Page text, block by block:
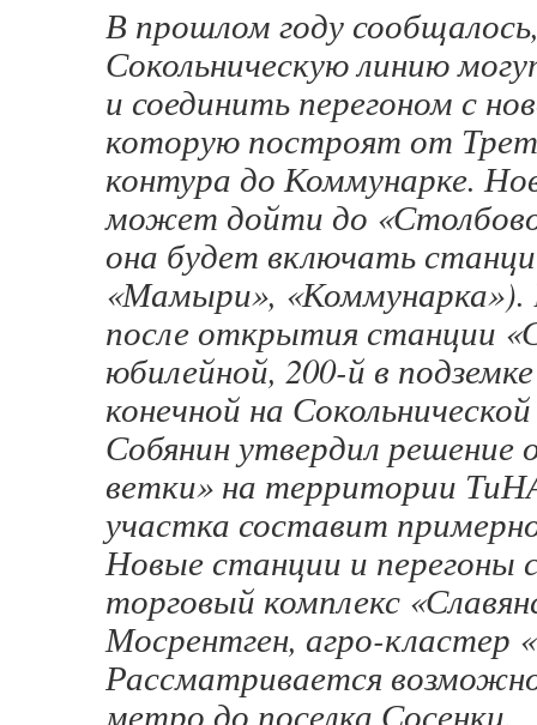
В прошлом году
Сокольническую линию
и соединить перегоном с
которую построят от
контура до Коммунарке.
может дойти до
она будет включать
«Мамыри», «Коммунарка»).
после открытия станции
юбилейной, 200-й в
конечной на
Собянин утвердил решение
ветки» на территории
участка составит
Новые станции и перегоны
торговый комплекс
Мосрентген, агро-кластер
Рассматривается
метро до поселка Сосенки.